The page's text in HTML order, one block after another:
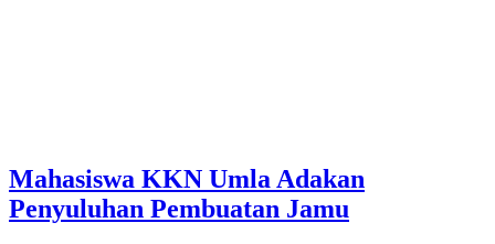
Mahasiswa KKN Umla Adakan
Penyuluhan Pembuatan Jamu